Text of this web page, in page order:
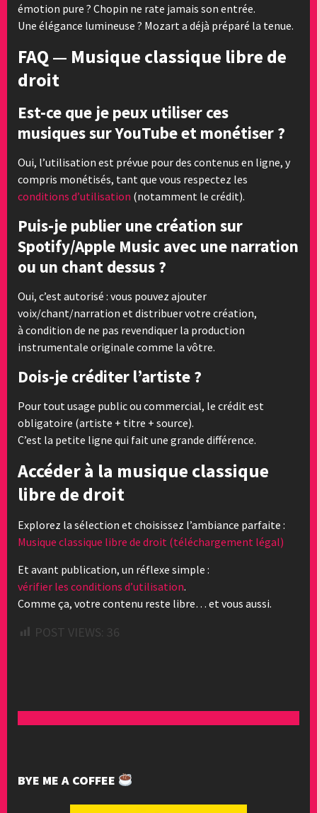
émotion pure ? Chopin ne rate jamais son entrée.
Une élégance lumineuse ? Mozart a déjà préparé la tenue.
FAQ — Musique classique libre de
droit
Est-ce que je peux utiliser ces
musiques sur YouTube et monétiser ?
Oui, l’utilisation est prévue pour des contenus en ligne, y
compris monétisés, tant que vous respectez les
conditions d’utilisation (notamment le crédit).
Puis-je publier une création sur
Spotify/Apple Music avec une narration
ou un chant dessus ?
Oui, c’est autorisé : vous pouvez ajouter
voix/chant/narration et distribuer votre création,
à condition de ne pas revendiquer la production
instrumentale originale comme la vôtre.
Dois-je créditer l’artiste ?
Pour tout usage public ou commercial, le crédit est
obligatoire (artiste + titre + source).
C’est la petite ligne qui fait une grande différence.
Accéder à la musique classique
libre de droit
Explorez la sélection et choisissez l’ambiance parfaite :
Musique classique libre de droit (téléchargement légal)
Et avant publication, un réflexe simple :
vérifier les conditions d’utilisation.
Comme ça, votre contenu reste libre… et vous aussi.
POST VIEWS: 36
BYE ME A COFFEE